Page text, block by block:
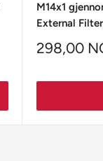
M14x1
External
298,00